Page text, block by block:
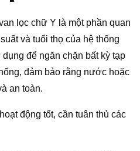
lọc chữ Y là một phần quan
và tuổi thọ của hệ thống
để ngăn chặn bất kỳ tạp
đảm bảo rằng nước hoặc
an toàn.
động tốt, cần tuân thủ các